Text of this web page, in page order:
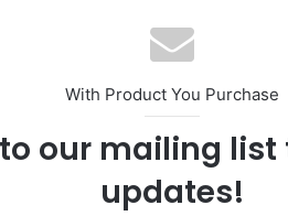
With Product You Purchase
our mailing list
updates!